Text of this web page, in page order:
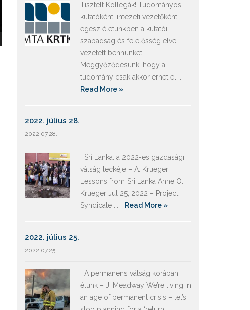
Tisztelt Kollégák! Tudományos
kutatóként, intézeti vezetőként
egész életünkben a kutatói
szabadság és felelősség elve
vezetett bennünket.
Meggyőződésünk, hogy a
tudomány csak akkor érhet el ...
Read More »
2022. július 28.
2022.07.28.
Srí Lanka: a 2022-es gazdasági
válság leckéje – A. Krueger
Lessons from Sri Lanka Anne O.
Krueger Jul 25, 2022 – Project
Syndicate ...
Read More »
2022. július 25.
2022.07.25.
A permanens válság korában
élünk – J. Meadway We’re living in
an age of permanent crisis – let’s